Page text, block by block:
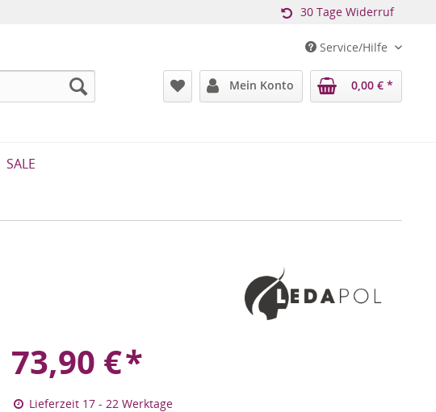
30 Tage Widerruf
Service/Hilfe
Mein Konto 0,00 € *
SALE
73,90 €*
Lieferzeit 17 - 22 Werktage